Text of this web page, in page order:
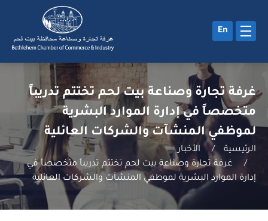
En
غرفة تجارة وصناعة بيت لحم تختتم تدريباً
متخصصاً في إدارة الموارد البشرية
لموظفي المنشآت والشركات العائلية
الرئيسية /
الأخبار
/
غرفة تجارة وصناعة بيت لحم تختتم تدريباً متخصصاً في
إدارة الموارد البشرية لموظفي المنشآت والشركات العائلية